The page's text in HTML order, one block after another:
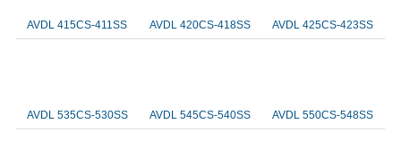
AVDL 415CS-411SS AVDL 420CS-418SS AVDL 425CS-423SS
AVDL 535CS-530SS AVDL 545CS-540SS AVDL 550CS-548SS